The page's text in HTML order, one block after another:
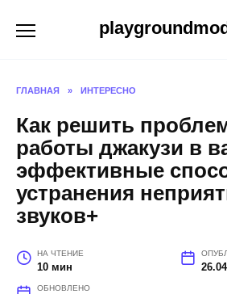
ГЛАВНАЯ » ИНТЕРЕСНО
Как решить
работы джакузи в
эффективные
устранения
звуков+
НА ЧТЕНИЕ
10 мин
ОБНОВЛЕНО